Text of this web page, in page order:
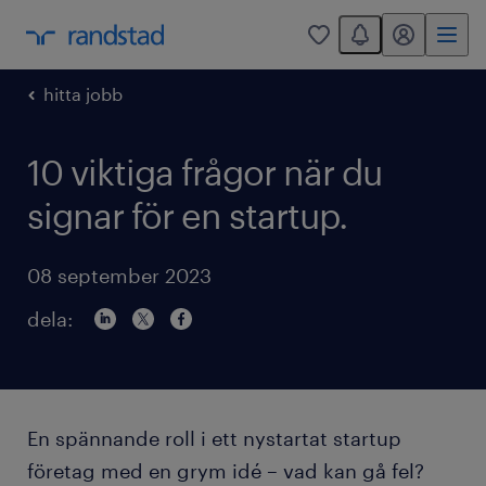
0
You have 0
mitt randstad
hitta jobb
10 viktiga frågor när du
signar för en startup.
08 september 2023
dela:
En spännande roll i ett nystartat startup
företag med en grym idé – vad kan gå fel?